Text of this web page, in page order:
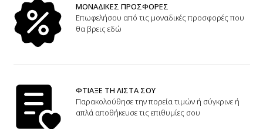
ΜΟΝΑΔΙΚΕΣ ΠΡΟΣΦΟΡΕΣ
Επωφελήσου από τις μοναδικές προσφορές που
θα βρεις εδώ
ΦΤΙΑΞΕ ΤΗ ΛΙΣΤΑ ΣΟΥ
Παρακολούθησε την πορεία τιμών ή σύγκρινε ή
απλά αποθήκευσε τις επιθυμίες σου